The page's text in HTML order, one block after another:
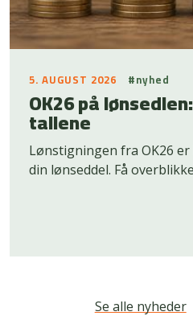
5. AUGUST 2026 #nyhed
OK26 på
tallene
Lønstigningen fra OK26
din lønseddel. Få
Se alle nyheder